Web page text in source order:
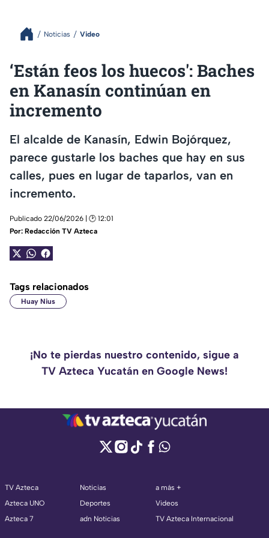
Noticias Video
‘Están feos los huecos': Baches
en Kanasín continúan en
incremento
El alcalde de Kanasín, Edwin Bojórquez,
parece gustarle los baches que hay en sus
calles, pues en lugar de taparlos, van en
incremento.
Publicado 22/06/2026 | 🕑 12:01
Por: Redacción TV Azteca
Tags relacionados
Huay Nius
¡No te pierdas nuestro contenido, sigue a
TV Azteca Yucatán en Google News!
TV Azteca
Azteca UNO
Azteca 7
Noticias
Deportes
adn Noticias
a más +
Videos
TV Azteca Internacional